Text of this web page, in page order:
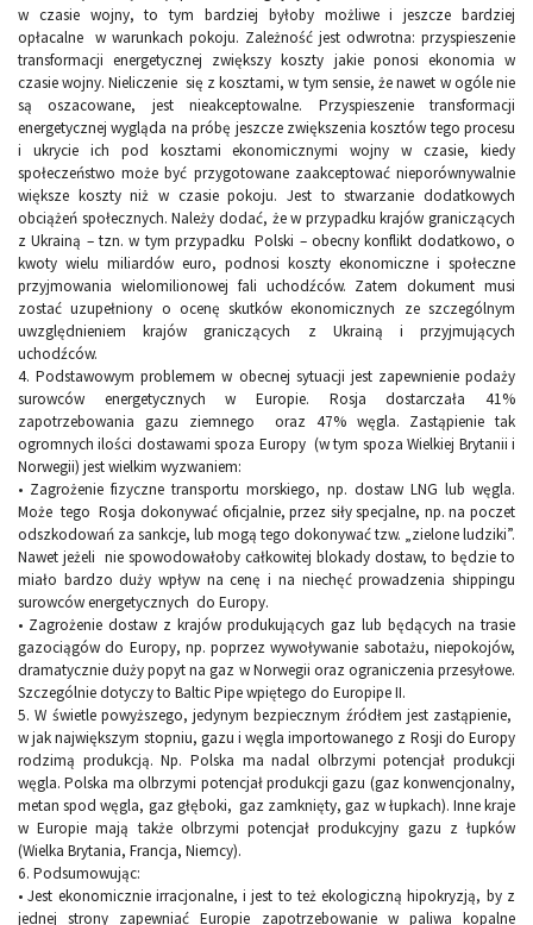
w czasie wojny, to tym bardziej byłoby możliwe i jeszcze bardziej
opłacalne w warunkach pokoju. Zależność jest odwrotna: przyspieszenie
transformacji energetycznej zwiększy koszty jakie ponosi ekonomia w
czasie wojny. Nieliczenie się z kosztami, w tym sensie, że nawet w ogóle nie
są oszacowane, jest nieakceptowalne. Przyspieszenie transformacji
energetycznej wygląda na próbę jeszcze zwiększenia kosztów tego procesu
i ukrycie ich pod kosztami ekonomicznymi wojny w czasie, kiedy
społeczeństwo może być przygotowane zaakceptować nieporównywalnie
większe koszty niż w czasie pokoju. Jest to stwarzanie dodatkowych
obciążeń społecznych. Należy dodać, że w przypadku krajów graniczących
z Ukrainą – tzn. w tym przypadku Polski – obecny konflikt dodatkowo, o
kwoty wielu miliardów euro, podnosi koszty ekonomiczne i społeczne
przyjmowania wielomilionowej fali uchodźców. Zatem dokument musi
zostać uzupełniony o ocenę skutków ekonomicznych ze szczególnym
uwzględnieniem krajów graniczących z Ukrainą i przyjmujących
uchodźców.
4. Podstawowym problemem w obecnej sytuacji jest zapewnienie podaży
surowców energetycznych w Europie. Rosja dostarczała 41%
zapotrzebowania gazu ziemnego oraz 47% węgla. Zastąpienie tak
ogromnych ilości dostawami spoza Europy (w tym spoza Wielkiej Brytanii i
Norwegii) jest wielkim wyzwaniem:
• Zagrożenie fizyczne transportu morskiego, np. dostaw LNG lub węgla.
Może tego Rosja dokonywać oficjalnie, przez siły specjalne, np. na poczet
odszkodowań za sankcje, lub mogą tego dokonywać tzw. „zielone ludziki”.
Nawet jeżeli nie spowodowałoby całkowitej blokady dostaw, to będzie to
miało bardzo duży wpływ na cenę i na niechęć prowadzenia shippingu
surowców energetycznych do Europy.
• Zagrożenie dostaw z krajów produkujących gaz lub będących na trasie
gazociągów do Europy, np. poprzez wywoływanie sabotażu, niepokojów,
dramatycznie duży popyt na gaz w Norwegii oraz ograniczenia przesyłowe.
Szczególnie dotyczy to Baltic Pipe wpiętego do Europipe II.
5. W świetle powyższego, jedynym bezpiecznym źródłem jest zastąpienie,
w jak największym stopniu, gazu i węgla importowanego z Rosji do Europy
rodzimą produkcją. Np. Polska ma nadal olbrzymi potencjał produkcji
węgla. Polska ma olbrzymi potencjał produkcji gazu (gaz konwencjonalny,
metan spod węgla, gaz głęboki, gaz zamknięty, gaz w łupkach). Inne kraje
w Europie mają także olbrzymi potencjał produkcyjny gazu z łupków
(Wielka Brytania, Francja, Niemcy).
6. Podsumowując:
• Jest ekonomicznie irracjonalne, i jest to też ekologiczną hipokryzją, by z
jednej strony zapewniać Europie zapotrzebowanie w paliwa kopalne